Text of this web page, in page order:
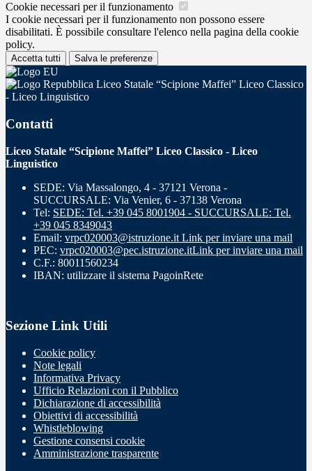
Cookie necessari per il funzionamento
I cookie necessari per il funzionamento non possono essere
disabilitati. È possibile consultare l'elenco nella pagina della cookie
policy.
Accetta tutti Salva le preferenze
Liceo Statale “Scipione Maffei” Liceo Classico
- Liceo Linguistico
Contatti
Liceo Statale “Scipione Maffei” Liceo Classico - Liceo
Linguistico
SEDE: Via Massalongo, 4 - 37121 Verona -
SUCCURSALE: Via Venier, 6 - 37138 Verona
Tel: SEDE: Tel. +39 045 8001904 - SUCCURSALE: Tel.
+39 045 8349043
Email: vrpc020003@istruzione.it Link per inviare una mail
PEC: vrpc020003@pec.istruzione.itLink per inviare una mail
C.F.: 80011560234
IBAN: utilizzare il sistema PagoinRete
Sezione Link Utili
Cookie policy
Note legali
Informativa Privacy
Ufficio Relazioni con il Pubblico
Dichiarazione di accessibilità
Obiettivi di accessibilità
Whistleblowing
Gestione consensi cookie
Amministrazione trasparente